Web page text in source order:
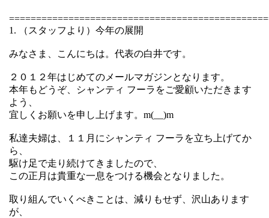
1. （スタッフより）今年の展開
みなさま、こんにちは。代表の白井です。
２０１２年はじめてのメールマガジンとなります。
本年もどうぞ、シャンティ フーラをご愛顧いただきます
よう、
宜しくお願いを申し上げます。m(__)m
私達夫婦は、１１月にシャンティ フーラを立ち上げてか
ら、
駆け足で走り続けてきましたので、
この正月は貴重な一息をつける機会となりました。
取り組んでいくべきことは、減りもせず、沢山あります
が、